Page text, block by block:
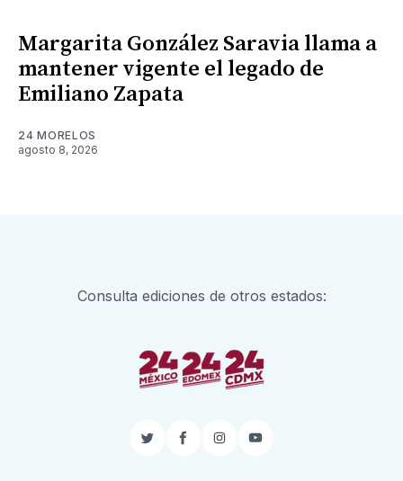
Margarita González Saravia llama a
mantener vigente el legado de
Emiliano Zapata
24 MORELOS
agosto 8, 2026
Consulta ediciones de otros estados:
TwitterFacebook
InstagramYouTube